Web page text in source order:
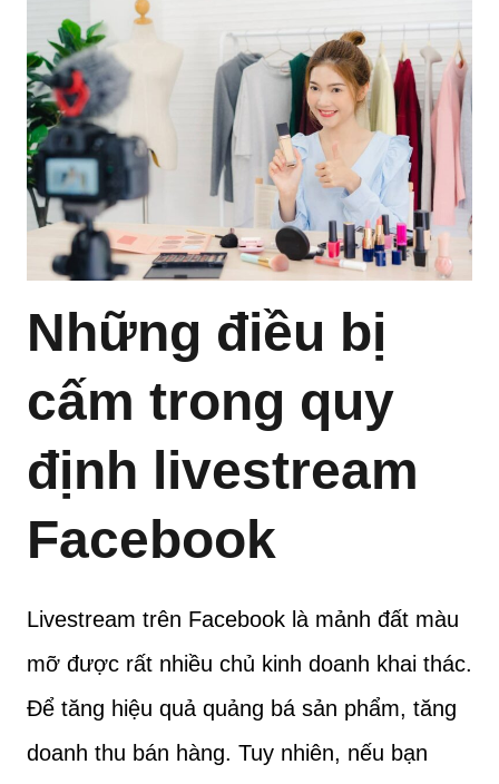
Những điều bị
cấm trong quy
định livestream
Facebook
Livestream trên Facebook là mảnh đất màu
mỡ được rất nhiều chủ kinh doanh khai thác.
Để tăng hiệu quả quảng bá sản phẩm, tăng
doanh thu bán hàng. Tuy nhiên, nếu bạn